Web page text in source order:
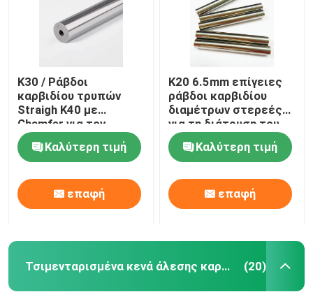
Σπίτι
Προϊόντα
Περίπου εμείς
K30 / Ράβδοι
καρβιδίου τρυπών
Straigh K40 με
Chamfer για τον
τέμνοντα χάλυβα
Καλύτερη τιμή
επαφή
K20 6.5mm επίγειες
ράβδοι καρβιδίου
διαμέτρων στερεές
για τη διάτρυση του
κράματος αργιλίου
Καλύτερη τιμή
επαφή
Τσιμενταρισμένα κενά άλεσης καρβιδίου (20)